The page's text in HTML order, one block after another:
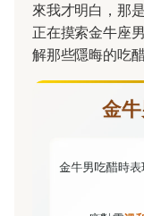
來我才明白，那
正在摸索金牛座
解那些隱晦的吃